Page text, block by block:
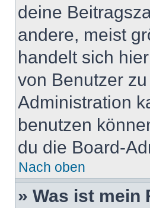
deine
andere, meist
handelt sich
von Benutzer
Administration
benutzen
du die Board-
Nach oben
» Was ist mein